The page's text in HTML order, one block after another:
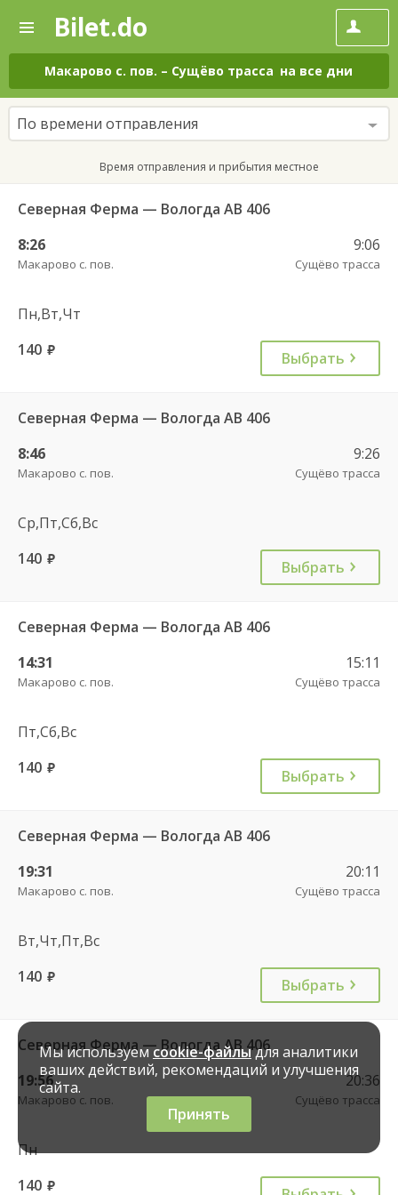
—
Поиск
и
покупка
билетов
на
автобус
онлайн
Bilet.do
Макарово с. пов. – Сущёво трасса на все дни
По времени отправления
Время отправления и прибытия местное
Северная Ферма — Вологда АВ 406
8:26
Макарово с. пов.
9:06
Сущёво трасса
Пн,Вт,Чт
140 руб. Выбрать
Северная Ферма — Вологда АВ 406
8:46
Макарово с. пов.
9:26
Сущёво трасса
Ср,Пт,Сб,Вс
140 руб. Выбрать
Северная Ферма — Вологда АВ 406
14:31
Макарово с. пов.
15:11
Сущёво трасса
Пт,Сб,Вс
140 руб. Выбрать
Северная Ферма — Вологда АВ 406
19:31
Макарово с. пов.
20:11
Сущёво трасса
Вт,Чт,Пт,Вс
140 руб. Выбрать
Северная Ферма — Вологда АВ 406
19:56
Макарово с. пов.
20:36
Сущёво трасса
Пн
140 руб.
Мы используемcookie-файлыдля аналитики
ваших действий, рекомендаций и улучшения
сайта.
Принять